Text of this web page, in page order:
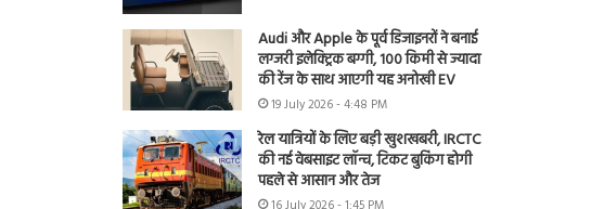
Audi और Apple के पूर्व डिजाइनरों ने बनाई
लग्जरी इलेक्ट्रिक बग्गी, 100 किमी से ज्यादा
की रेंज के साथ आएगी यह अनोखी EV
19 July 2026 - 4:48 PM
रेल यात्रियों के लिए बड़ी खुशखबरी, IRCTC
की नई वेबसाइट लॉन्च, टिकट बुकिंग होगी
पहले से आसान और तेज